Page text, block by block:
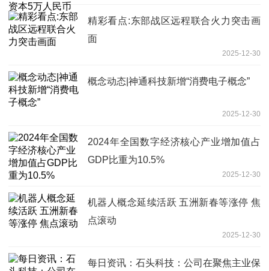
精彩看点:东部战区远程联合火力突击画
面
2025-12-30
概念动态|神通科技新增“消费电子概念”
2025-12-30
2024年全国数字经济核心产业增加值占
GDP比重为10.5%
2025-12-30
机器人概念延续活跃 五洲新春等涨停 焦
点滚动
2025-12-30
每日资讯：石头科技：公司在聚焦主业保